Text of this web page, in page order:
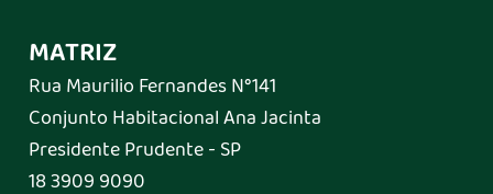
MATRIZ
Rua Maurilio Fernandes N°141
Conjunto Habitacional Ana Jacinta
Presidente Prudente - SP
18 3909 9090